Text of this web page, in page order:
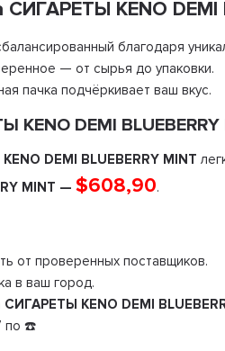
KENO DEMI
благодаря
— от сырья до упаковки.
пачка подчёркивает ваш вкус.
KENO DEMI
DEMI BLUEBERRY MINT
MINT —$608,90.
от проверенных поставщиков.
в ваш город.
СИГАРЕТЫ KENO DEMI
по ☎️